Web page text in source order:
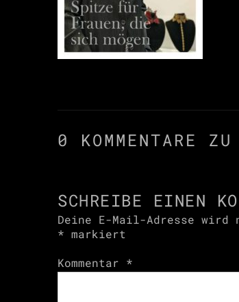
0 KOMMENTARE
SCHREIBE EINEN
Deine E-Mail-Adresse
* markiert
Kommentar *